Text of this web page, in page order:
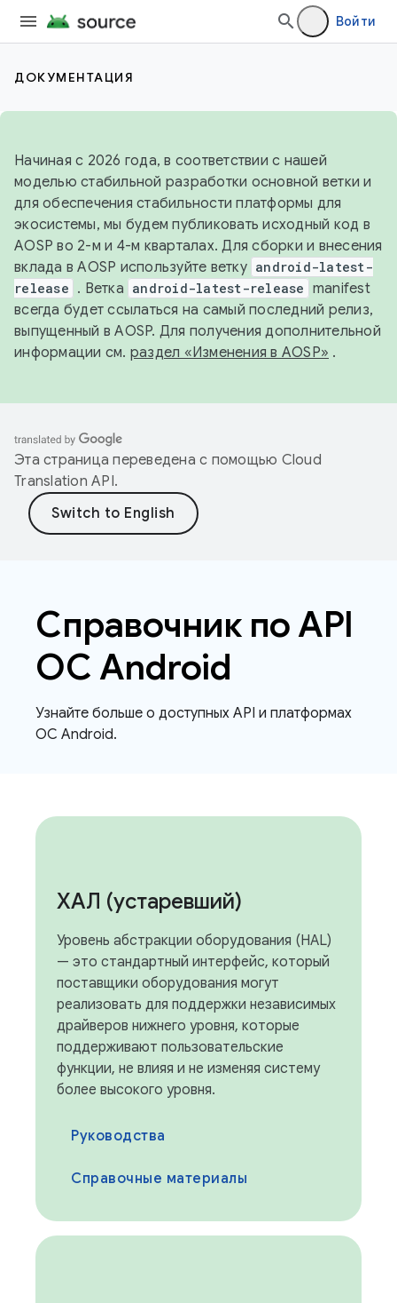
Войти
ДОКУМЕНТАЦИЯ
Начиная с 2026 года, в соответствии с нашей
моделью стабильной разработки основной ветки и
для обеспечения стабильности платформы для
экосистемы, мы будем публиковать исходный код в
AOSP во 2-м и 4-м кварталах. Для сборки и внесения
вклада в AOSP используйте ветку android-latest-
release . Ветка android-latest-release manifest
всегда будет ссылаться на самый последний релиз,
выпущенный в AOSP. Для получения дополнительной
информации см. раздел «Изменения в AOSP» .
Эта страница переведена с помощью Cloud
Translation API.
Справочник по API
ОС Android
Узнайте больше о доступных API и платформах
ОС Android.
ХАЛ (устаревший)
Уровень абстракции оборудования (HAL)
— это стандартный интерфейс, который
поставщики оборудования могут
реализовать для поддержки независимых
драйверов нижнего уровня, которые
поддерживают пользовательские
функции, не влияя и не изменяя систему
более высокого уровня.
Руководства
Справочные материалы